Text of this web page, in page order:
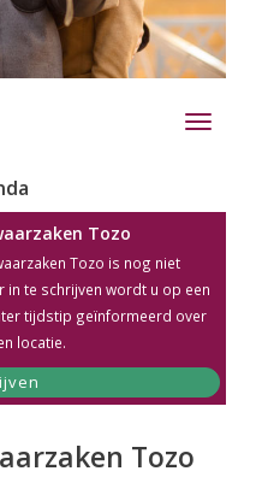
Toggle
Tozo
Tozo is nog niet
te schrijven wordt u op een
tijdstip geïnformeerd over
locatie.
Tozo